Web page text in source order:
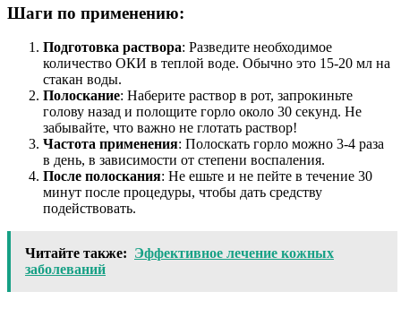
Шаги по применению:
Подготовка раствора: Разведите необходимое
количество ОКИ в теплой воде. Обычно это 15-20 мл на
стакан воды.
Полоскание: Наберите раствор в рот, запрокиньте
голову назад и полощите горло около 30 секунд. Не
забывайте, что важно не глотать раствор!
Частота применения: Полоскать горло можно 3-4 раза
в день, в зависимости от степени воспаления.
После полоскания: Не ешьте и не пейте в течение 30
минут после процедуры, чтобы дать средству
подействовать.
Читайте также: Эффективное лечение кожных
заболеваний